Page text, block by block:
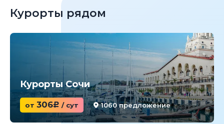
Курорты рядом
Курорты Сочи
от 306c / сут 1060 предложение